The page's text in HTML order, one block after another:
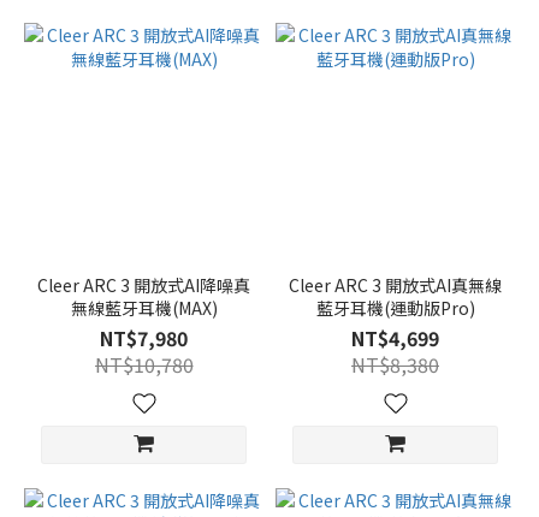
Cleer ARC 3 開放式AI降噪真
無線藍牙耳機(MAX)
NT$7,980
NT$10,780
Cleer ARC 3 開放式AI真無線
藍牙耳機(運動版Pro)
NT$4,699
NT$8,380